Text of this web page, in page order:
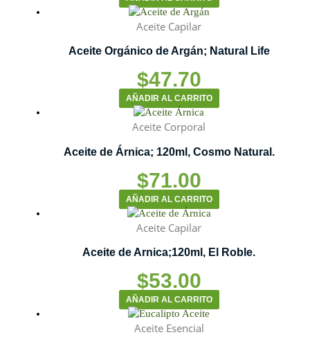
Aceite Capilar
Aceite Orgánico de Argán; Natural Life
$47.70
AÑADIR AL CARRITO
Aceite Corporal
Aceite de Árnica; 120ml, Cosmo Natural.
$71.00
AÑADIR AL CARRITO
Aceite Capilar
Aceite de Arnica;120ml, El Roble.
$53.00
AÑADIR AL CARRITO
Aceite Esencial